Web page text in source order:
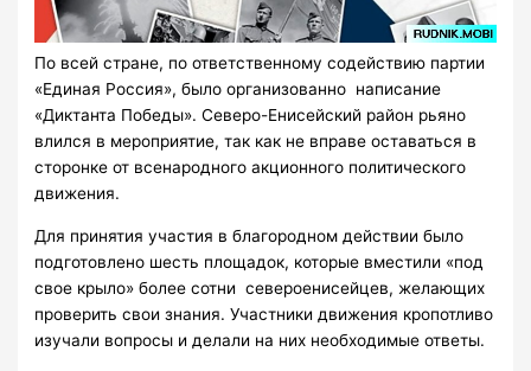
По всей стране, по ответственному содействию партии
«Единая Россия», было организованно написание
«Диктанта Победы». Северо-Енисейский район рьяно
влился в мероприятие, так как не вправе оставаться в
сторонке от всенародного акционного политического
движения.
Для принятия участия в благородном действии было
подготовлено шесть площадок, которые вместили «под
свое крыло» более сотни североенисейцев, желающих
проверить свои знания. Участники движения кропотливо
изучали вопросы и делали на них необходимые ответы.